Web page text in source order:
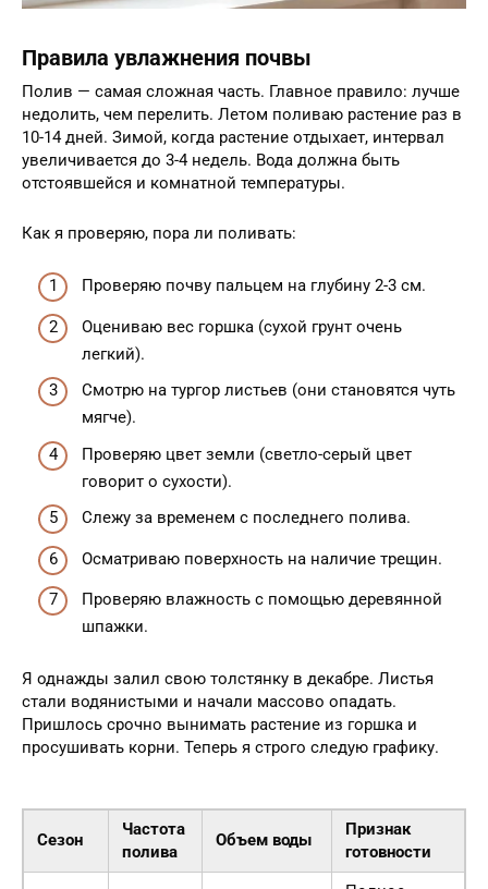
Правила увлажнения почвы
Полив — самая сложная часть. Главное правило: лучше
недолить, чем перелить. Летом поливаю растение раз в
10-14 дней. Зимой, когда растение отдыхает, интервал
увеличивается до 3-4 недель. Вода должна быть
отстоявшейся и комнатной температуры.
Как я проверяю, пора ли поливать:
Проверяю почву пальцем на глубину 2-3 см.
Оцениваю вес горшка (сухой грунт очень
легкий).
Смотрю на тургор листьев (они становятся чуть
мягче).
Проверяю цвет земли (светло-серый цвет
говорит о сухости).
Слежу за временем с последнего полива.
Осматриваю поверхность на наличие трещин.
Проверяю влажность с помощью деревянной
шпажки.
Я однажды залил свою толстянку в декабре. Листья
стали водянистыми и начали массово опадать.
Пришлось срочно вынимать растение из горшка и
просушивать корни. Теперь я строго следую графику.
Сезон
Частота
полива
Объем воды
Признак
готовности